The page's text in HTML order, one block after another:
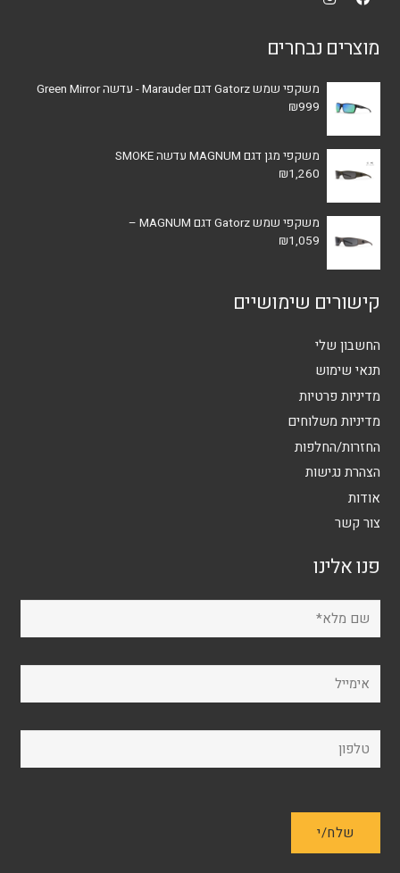
מוצרים נבחרים
משקפי שמש Gatorz דגם Marauder - עדשה Green Mirror
₪999
משקפי מגן דגם MAGNUM עדשה SMOKE
₪1,260
משקפי שמש Gatorz דגם MAGNUM –
₪1,059
קישורים שימושיים
החשבון שלי
תנאי שימוש
מדיניות פרטיות
מדיניות משלוחים
החזרות/החלפות
הצהרת נגישות
אודות
צור קשר
פנו אלינו